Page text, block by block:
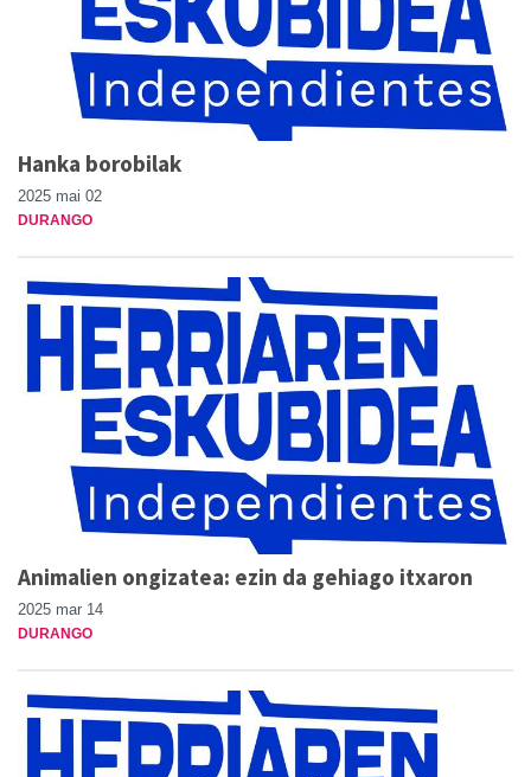
Hanka borobilak
2025 mai 02
DURANGO
Animalien ongizatea: ezin da gehiago itxaron
2025 mar 14
DURANGO